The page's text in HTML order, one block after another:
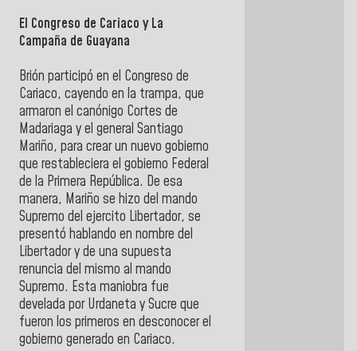
El Congreso de Cariaco y La
Campaña de Guayana
Brión participó en el Congreso de
Cariaco, cayendo en la trampa, que
armaron el canónigo Cortes de
Madariaga y el general Santiago
Mariño, para crear un nuevo gobierno
que restableciera el gobierno Federal
de la Primera República. De esa
manera, Mariño se hizo del mando
Supremo del ejercito Libertador, se
presentó hablando en nombre del
Libertador y de una supuesta
renuncia del mismo al mando
Supremo. Esta maniobra fue
develada por Urdaneta y Sucre que
fueron los primeros en desconocer el
gobierno generado en Cariaco.